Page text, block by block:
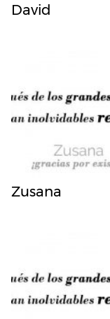
David
Zusana